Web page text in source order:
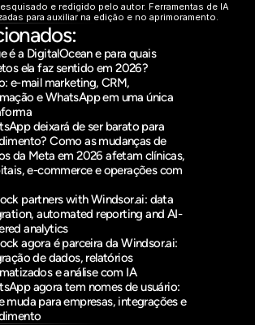
e redigido pelo autor. Ferramentas de IA
para auxiliar na edição e no aprimoramento.
é a DigitalOcean e para quais
ela faz sentido em 2026?
e-mail marketing, CRM,
e WhatsApp em uma única
deixará de ser barato para
Como as mudanças de
da Meta em 2026 afetam clínicas,
e-commerce e operações com
partners with Windsor.ai: data
automated reporting and AI-
analytics
agora é parceira da Windsor.ai:
de dados, relatórios
e análise com IA
agora tem nomes de usuário:
muda para empresas, integrações e